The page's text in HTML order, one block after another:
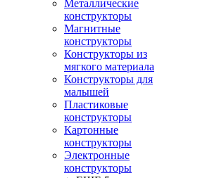
Металлические
конструкторы
Магнитные
конструкторы
Конструкторы из
мягкого материала
Конструкторы для
малышей
Пластиковые
конструкторы
Картонные
конструкторы
Электронные
конструкторы